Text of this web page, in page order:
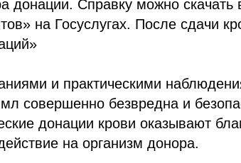
донации. Справку можно скачать
на Госуслугах. После сдачи
и практическими
совершенно безвредна и
донации крови оказывают
на организм донора.